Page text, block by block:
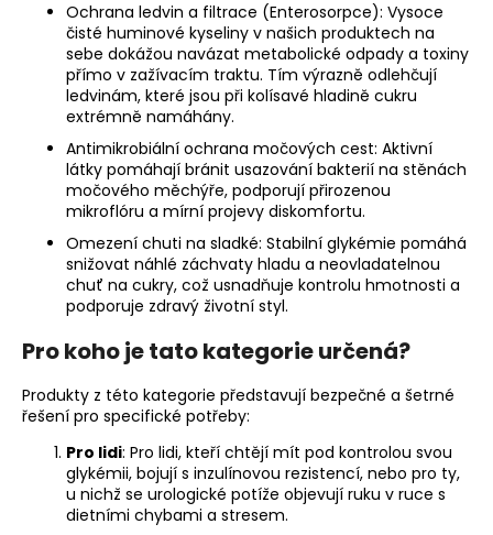
Ochrana ledvin a filtrace (Enterosorpce): Vysoce
čisté huminové kyseliny v našich produktech na
sebe dokážou navázat metabolické odpady a toxiny
přímo v zažívacím traktu. Tím výrazně odlehčují
ledvinám, které jsou při kolísavé hladině cukru
extrémně namáhány.
Antimikrobiální ochrana močových cest: Aktivní
látky pomáhají bránit usazování bakterií na stěnách
močového měchýře, podporují přirozenou
mikroflóru a mírní projevy diskomfortu.
Omezení chuti na sladké: Stabilní glykémie pomáhá
snižovat náhlé záchvaty hladu a neovladatelnou
chuť na cukry, což usnadňuje kontrolu hmotnosti a
podporuje zdravý životní styl.
Pro koho je tato kategorie určená?
Produkty z této kategorie představují bezpečné a šetrné
řešení pro specifické potřeby:
Pro lidi: Pro lidi, kteří chtějí mít pod kontrolou svou
glykémii, bojují s inzulínovou rezistencí, nebo pro ty,
u nichž se urologické potíže objevují ruku v ruce s
dietními chybami a stresem.